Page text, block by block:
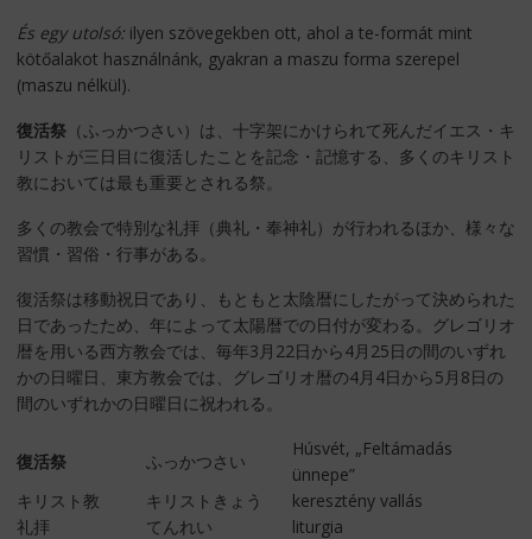
És egy utolsó:ilyen szövegekben ott, ahol a te-formát mint
kötőalakot használnánk, gyakran a maszu forma szerepel
(maszu nélkül).
復活祭（ふっかつさい）は、十字架にかけられて死んだイエス・キ
リストが三日目に復活したことを記念・記憶する、多くのキリスト
教においては最も重要とされる祭。
多くの教会で特別な礼拝（典礼・奉神礼）が行われるほか、様々な
習慣・習俗・行事がある。
復活祭は移動祝日であり、もともと太陰暦にしたがって決められた
日であったため、年によって太陽暦での日付が変わる。グレゴリオ
暦を用いる西方教会では、毎年3月22日から4月25日の間のいずれ
かの日曜日、東方教会では、グレゴリオ暦の4月4日から5月8日の
間のいずれかの日曜日に祝われる。
復活祭 ふっかつさい
Húsvét, „Feltámadás
ünnepe”
キリスト教
キリストきょう
keresztény vallás
礼拝
てんれい
liturgia